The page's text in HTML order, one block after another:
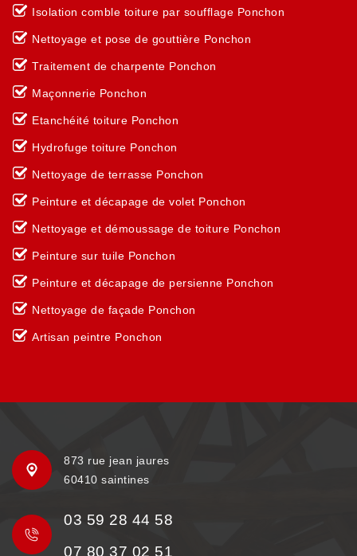
Isolation comble toiture par soufflage Ponchon
Nettoyage et pose de gouttière Ponchon
Traitement de charpente Ponchon
Maçonnerie Ponchon
Etanchéité toiture Ponchon
Hydrofuge toiture Ponchon
Nettoyage de terrasse Ponchon
Peinture et décapage de volet Ponchon
Nettoyage et démoussage de toiture Ponchon
Peinture sur tuile Ponchon
Peinture et décapage de persienne Ponchon
Nettoyage de façade Ponchon
Artisan peintre Ponchon
873 rue jean jaures
60410 saintines
03 59 28 44 58
07 80 37 02 51